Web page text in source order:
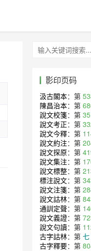
影印页码
汲古閣本：第
陳昌治本：第
說文校箋：第
說文考正：第
說文今釋：第
說文約注：第
說文探原：第
說文集注：第
說文標整：第
標注說文：第
說文注箋：第
說文詁林：第
通訓定聲：第
說文義證：第
說文句讀：第
古字詁林：第 七
古字釋要：第